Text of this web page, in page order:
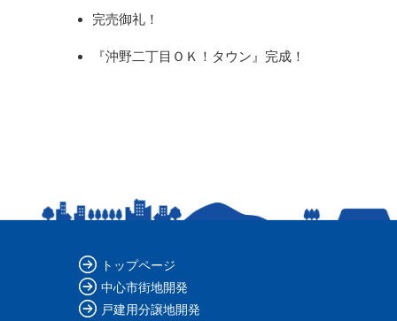
完売御礼！
『沖野二丁目ＯＫ！タウン』完成！
トップページ
中心市街地開発
戸建用分譲地開発